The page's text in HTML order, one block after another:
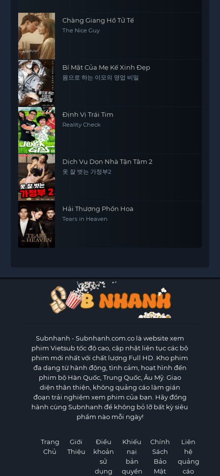
Chàng Giang Hồ Tử Tế
The Nice Guy
Bí Mật Của Mẹ Kế Xinh Đẹp
몸으로 하는 이모의 영업 비밀
Định Vị Trái Tim
Reality Check
Dịch Vụ Dọn Nhà Tận Tâm 2
옷 잘 벗는 가정부2
Hải Thượng Phồn Hoa
Tears in Heaven
Subnhanh - Subnhanh.com.co là website xem
phim Vietsub tốc độ cao, cập nhật liên tục các bộ
phim mới nhất với chất lượng Full HD. Kho phim
đa dạng từ hành động, tình cảm, hoạt hình đến
phim bộ Hàn Quốc, Trung Quốc, Âu Mỹ. Giao
diện thân thiện, không quảng cáo làm gián
đoạn trải nghiệm xem phim của bạn. Hãy đồng
hành cùng Subnhanh để không bỏ lỡ bất kỳ siêu
phẩm nào mỗi ngày!
Trang
Chủ
Giới
Thiệu
Điều
khoản
sử
dụng
Khiếu
nại
bản
quyền
Chính
Sách
Bảo
Mật
Liên
hệ
quảng
cáo